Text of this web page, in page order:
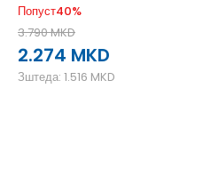
Попуст40%
3.790MKD
2.274 MKD
Зштеда: 1.516 MKD